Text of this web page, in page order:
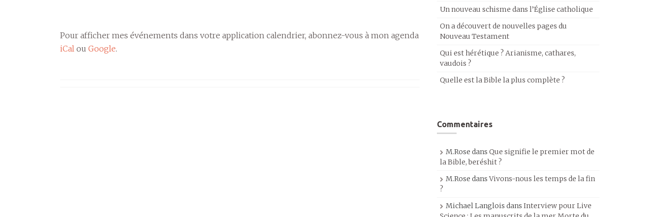
Pour afficher mes événements dans votre application calendrier, abonnez-vous à mon agenda
iCal ou Google.
Un nouveau schisme dans l’Église catholique
On a découvert de nouvelles pages du
Nouveau Testament
Qui est hérétique ? Arianisme, cathares,
vaudois ?
Quelle est la Bible la plus complète ?
Commentaires
M.Rose dans Que signifie le premier mot de
la Bible, beréshit ?
M.Rose dansVivons-nous les temps de la fin
?
Michael Langlois dans Interview pour Live